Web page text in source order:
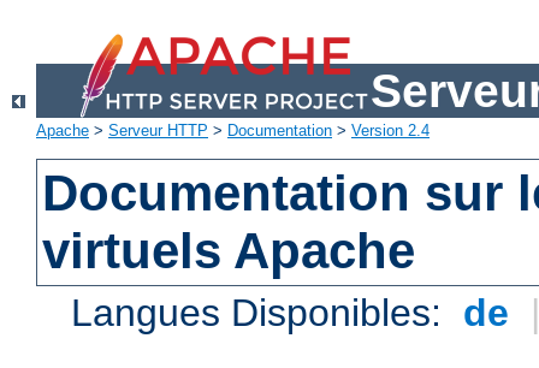
Apache > Serveur HTTP > Documentation > Version 2.4
Documentation sur
virtuels Apache
Langues Disponibles: de